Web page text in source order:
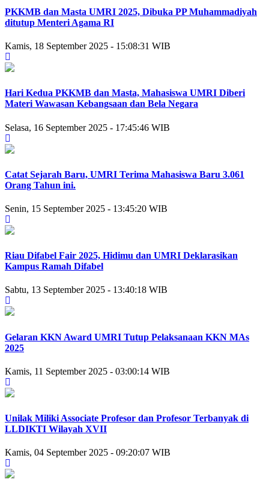
PKKMB dan Masta UMRI 2025, Dibuka PP Muhammadiyah
ditutup Menteri Agama RI
Kamis, 18 September 2025 - 15:08:31 WIB
Hari Kedua PKKMB dan Masta, Mahasiswa UMRI Diberi
Materi Wawasan Kebangsaan dan Bela Negara
Selasa, 16 September 2025 - 17:45:46 WIB
Catat Sejarah Baru, UMRI Terima Mahasiswa Baru 3.061
Orang Tahun ini.
Senin, 15 September 2025 - 13:45:20 WIB
Riau Difabel Fair 2025, Hidimu dan UMRI Deklarasikan
Kampus Ramah Difabel
Sabtu, 13 September 2025 - 13:40:18 WIB
Gelaran KKN Award UMRI Tutup Pelaksanaan KKN MAs
2025
Kamis, 11 September 2025 - 03:00:14 WIB
Unilak Miliki Associate Profesor dan Profesor Terbanyak di
LLDIKTI Wilayah XVII
Kamis, 04 September 2025 - 09:20:07 WIB